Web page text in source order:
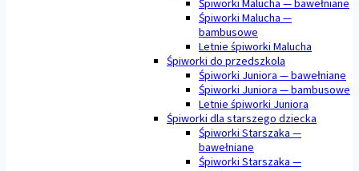
Śpiworki Malucha — bawełniane
Śpiworki Malucha —
bambusowe
Letnie śpiworki Malucha
Śpiworki do przedszkola
Śpiworki Juniora — bawełniane
Śpiworki Juniora — bambusowe
Letnie śpiworki Juniora
Śpiworki dla starszego dziecka
Śpiworki Starszaka —
bawełniane
Śpiworki Starszaka —